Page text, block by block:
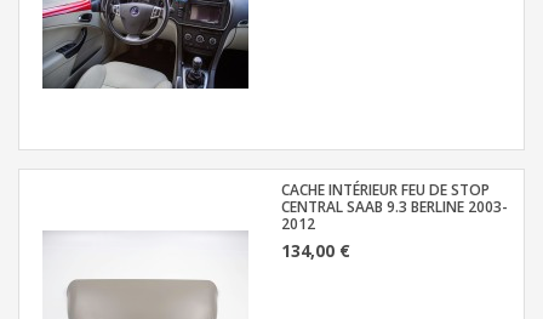
CACHE INTÉRIEUR FEU DE STOP
CENTRAL SAAB 9.3 BERLINE 2003-
2012
134,00 €